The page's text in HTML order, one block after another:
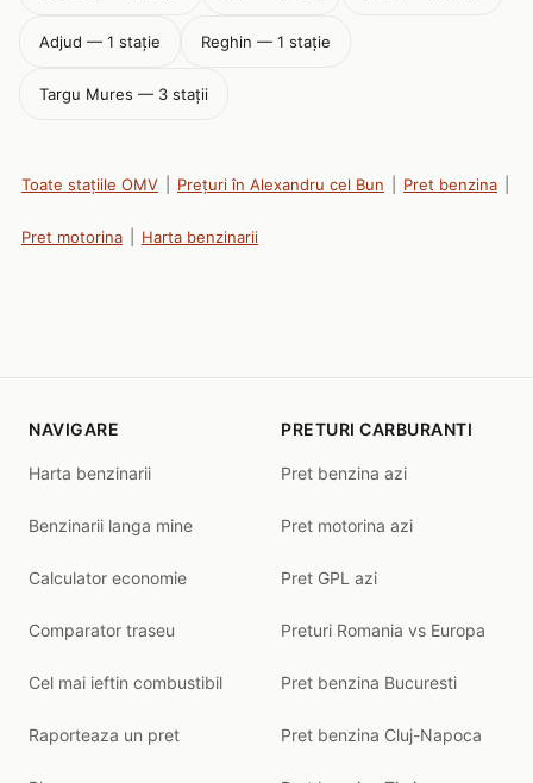
Adjud — 1 stație Reghin — 1 stație
Targu Mures — 3 stații
Toate stațiile OMV Prețuri în Alexandru cel Bun Pret benzina
Pret motorina Harta benzinarii
NAVIGARE
Harta benzinarii
Benzinarii langa mine
Calculator economie
Comparator traseu
Cel mai ieftin combustibil
Raporteaza un pret
PRETURI CARBURANTI
Pret benzina azi
Pret motorina azi
Pret GPL azi
Preturi Romania vs Europa
Pret benzina Bucuresti
Pret benzina Cluj-Napoca